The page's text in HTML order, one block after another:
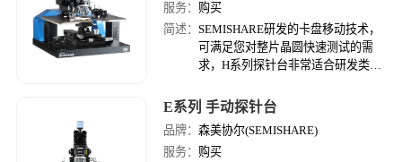
服务： 购买
简述：SEMISHARE研发的卡盘移动技术，
可满足您对整片晶圆快速测试的需
求，H系列探针台非常适合研发类实
E系列 手动探针台
品牌：森美协尔(SEMISHARE)
服务： 购买